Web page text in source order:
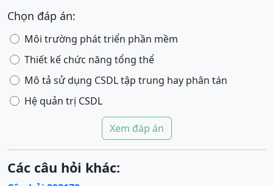
Chọn đáp án:
Môi trường phát triển phần mềm
Thiết kế chức năng tổng thể
Mô tả sử dụng CSDL tập trung hay phân tán
Hệ quản trị CSDL
Xem đáp án
Các câu hỏi khác: